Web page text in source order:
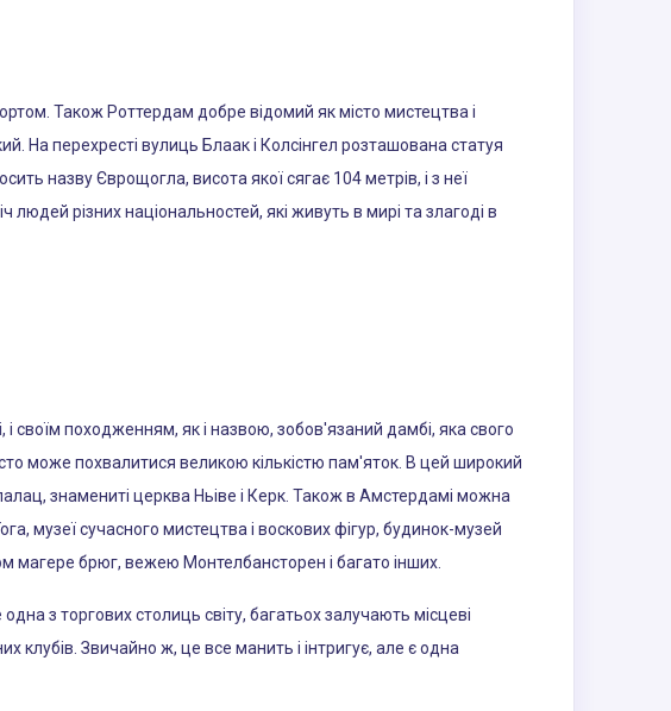
Також Роттердам добре відомий як місто мистецтва і
На перехресті вулиць Блаак і Колсінгел розташована статуя
назву Єврощогла, висота якої сягає 104 метрів, і з неї
людей різних національностей, які живуть в мирі та злагоді в
своїм походженням, як і назвою, зобов'язаний дамбі, яка свого
може похвалитися великою кількістю пам'яток. В цей широкий
знамениті церква Ньіве і Керк. Також в Амстердамі можна
музеї сучасного мистецтва і воскових фігур, будинок-музей
магере брюг, вежею Монтелбансторен і багато інших.
з торгових столиць світу, багатьох залучають місцеві
Звичайно ж, це все манить і інтригує, але є одна